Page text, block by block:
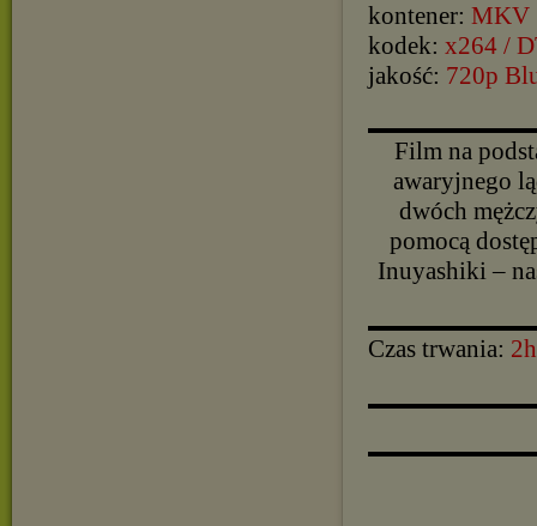
kontener: MKV
kodek: x264 /
jakość: 720p
Film na
awaryjnego
dwóch
pomocą
Inuyashiki –
Czas trwania: